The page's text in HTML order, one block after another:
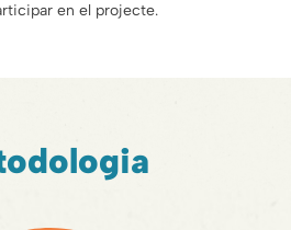
en el projecte.